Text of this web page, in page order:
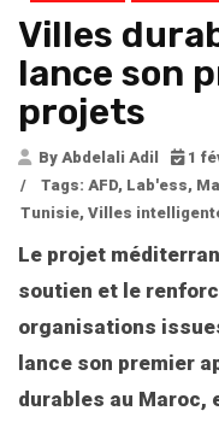
Villes
lance son
projets
By Abdelali Adil
1
/
Tags: AFD, Lab'ess,
Tunisie, Villes
Le projet
soutien et le
organisations
lance son premier
durables au Maroc,